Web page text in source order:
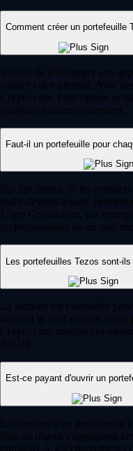
Comment créer un portefeuille
Il suffit de télécharger une
valider votre identité. Avec
Crypto.com, l'inscription se
quelques minutes seulement.
Faut-il un portefeuille pour
Pas forcément. Si les
multi-devises actuels
L'app Crypto.com, par
cryptomonnaies en un seul
Les portefeuilles Tezos sont-
La sécurité est essentielle
utilisant le cold storage et
Crypto.com priorise ces
24h/24.
Est-ce payant d'ouvrir un
L'ouverture d'un portefeuille
frais de réseau s'appliquent
transfert), le téléchargement